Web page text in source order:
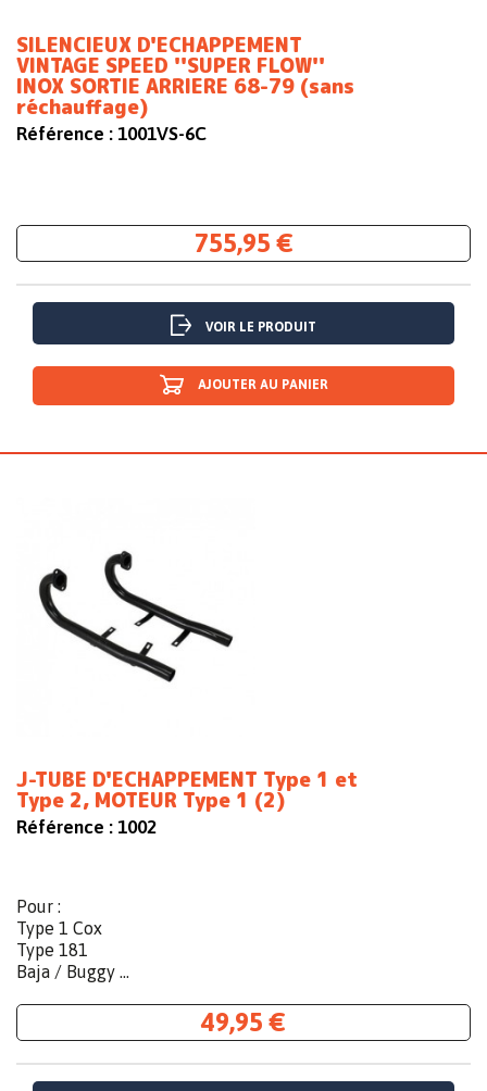
SILENCIEUX D'ECHAPPEMENT
VINTAGE SPEED ''SUPER FLOW''
INOX SORTIE ARRIERE 68-79 (sans
réchauffage)
Référence : 1001VS-6C
755,95 €
VOIR LE PRODUIT
AJOUTER AU PANIER
J-TUBE D'ECHAPPEMENT Type 1 et
Type 2, MOTEUR Type 1 (2)
Référence : 1002
Pour :
Type 1 Cox
Type 181
Baja / Buggy ...
49,95 €